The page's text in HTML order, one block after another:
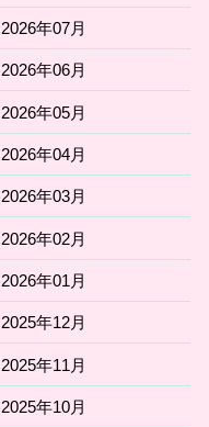
2026年07月
2026年06月
2026年05月
2026年04月
2026年03月
2026年02月
2026年01月
2025年12月
2025年11月
2025年10月